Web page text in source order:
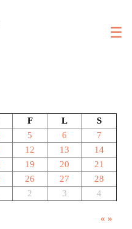
☰
F L
S
5 6
7
12 13
14
19 20
21
26 27
28
2 3 4
« »